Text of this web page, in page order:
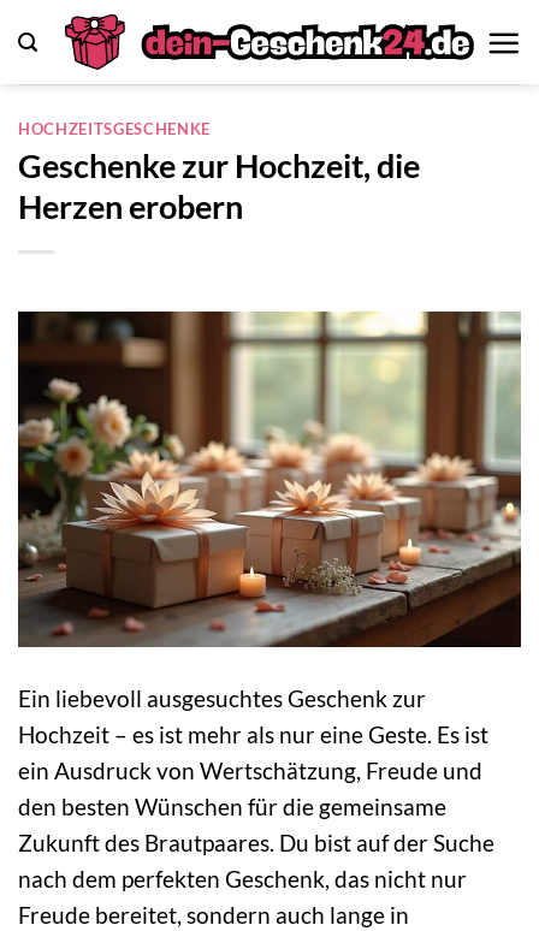
Inhalt
springen
HOCHZEITSGESCHENKE
Geschenke zur Hochzeit, die
Herzen erobern
Ein liebevoll ausgesuchtes Geschenk zur
Hochzeit – es ist mehr als nur eine Geste. Es ist
ein Ausdruck von Wertschätzung, Freude und
den besten Wünschen für die gemeinsame
Zukunft des Brautpaares. Du bist auf der Suche
nach dem perfekten Geschenk, das nicht nur
Freude bereitet, sondern auch lange in